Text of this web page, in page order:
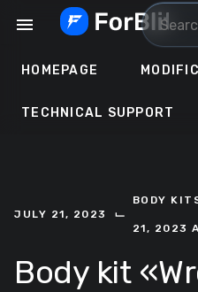
menu
HOMEPAGE
TECHNICAL SUPPORT
JULY 21, 2023 ⌙
BODY
21, 2023
Body kit